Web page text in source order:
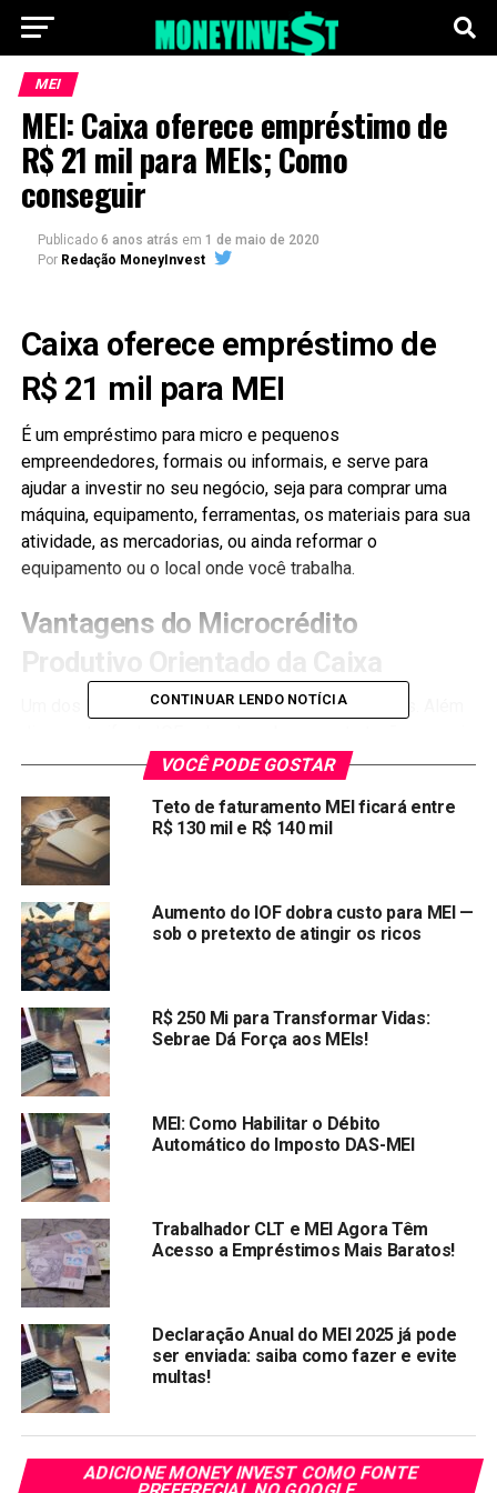
MEI
MEI: Caixa oferece empréstimo de
R$ 21 mil para MEIs; Como
conseguir
Publicado 6 anos atrás em 1 de maio de 2020
Por Redação MoneyInvest
Caixa oferece empréstimo de
R$ 21 mil para MEI
É um empréstimo para micro e pequenos
empreendedores, formais ou informais, e serve para
ajudar a investir no seu negócio, seja para comprar uma
máquina, equipamento, ferramentas, os materiais para sua
atividade, as mercadorias, ou ainda reformar o
equipamento ou o local onde você trabalha.
Vantagens do Microcrédito
Produtivo Orientado da Caixa
Um dos benefícios é a taxa de juros: 1,99% ao mês. Além
alíquota de 0%. Quanto à Tarifa de Abertura de Crédito
(TAC), essa é de 3%.
Microcrédito Produtivo
Orientado Caixa
De acordo com informações da Caixa, há algumas regras
para solicitar o Microcrédito Produtivo Orientado da Caixa,
entre elas:
Interessado deve ser empreendedor ou
proprietário de uma empresa;
mil;
Empresário deve ser maior de 18 anos;
Empresário deve possuir conta na Caixa;
Interessado não podem ter o nome negativado
junto aos proteção ao crédito;
Interessado deve ter recebido orientação negocial
ou financeira.
Como contratar o Microcrédito para
MEI?
A contratação do Microcrédito ProdutivoOrientado da
CONTINUAR LENDO NOTÍCIA
VOCÊ PODE GOSTAR
Teto de faturamento MEI ficará entre
R$ 130 mil e R$ 140 mil
Aumento do IOF dobra custo para MEI —
sob o pretexto de atingir os ricos
R$ 250 Mi para Transformar Vidas:
Sebrae Dá Força aos MEIs!
MEI: Como Habilitar o Débito
Automático do Imposto DAS-MEI
Trabalhador CLT e MEI Agora Têm
Acesso a Empréstimos Mais Baratos!
Declaração Anual do MEI 2025 já pode
ser enviada: saiba como fazer e evite
multas!
ADICIONE MONEY INVEST COMO FONTE